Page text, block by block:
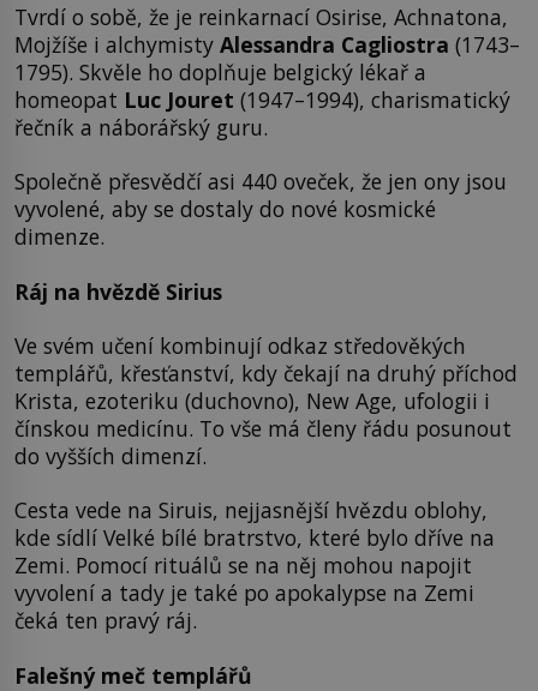
Tvrdí o sobě, že je reinkarnací Osirise, Achnatona,
Mojžíše i alchymisty Alessandra Cagliostra (1743–
1795). Skvěle ho doplňuje belgický lékař a
homeopat Luc Jouret (1947–1994), charismatický
řečník a náborářský guru.
Společně přesvědčí asi 440 oveček, že jen ony jsou
vyvolené, aby se dostaly do nové kosmické
dimenze.
Ráj na hvězdě Sirius
Ve svém učení kombinují odkaz středověkých
templářů, křesťanství, kdy čekají na druhý příchod
Krista, ezoteriku (duchovno), New Age, ufologii i
čínskou medicínu. To vše má členy řádu posunout
do vyšších dimenzí.
Cesta vede na Siruis, nejjasnější hvězdu oblohy,
kde sídlí Velké bílé bratrstvo, které bylo dříve na
Zemi. Pomocí rituálů se na něj mohou napojit
vyvolení a tady je také po apokalypse na Zemi
čeká ten pravý ráj.
Falešný meč templářů